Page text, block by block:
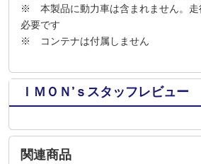
※ 本製品に動力車は含まれません。走
必要です
※ コンテナは付属しません
ＩＭＯＮ’ｓスタッフレビュー
関連商品